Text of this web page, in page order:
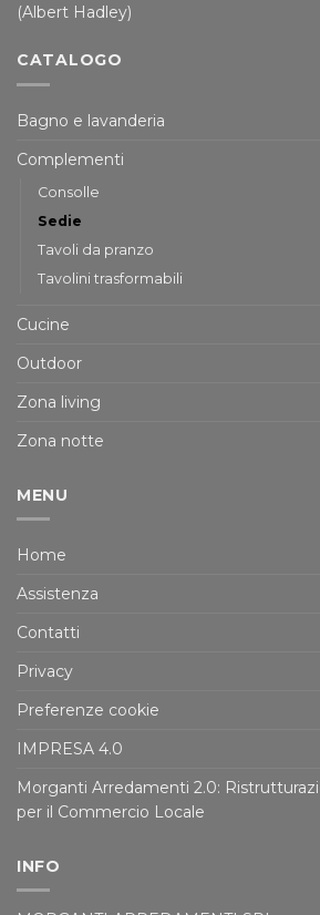
(Albert Hadley)
CATALOGO
Bagno e lavanderia
Complementi
Consolle
Sedie
Tavoli da pranzo
Tavolini trasformabili
Cucine
Outdoor
Zona living
Zona notte
MENU
Home
Assistenza
Contatti
Privacy
Preferenze cookie
IMPRESA 4.0
Morganti Arredamenti 2.0:
per il Commercio Locale
INFO